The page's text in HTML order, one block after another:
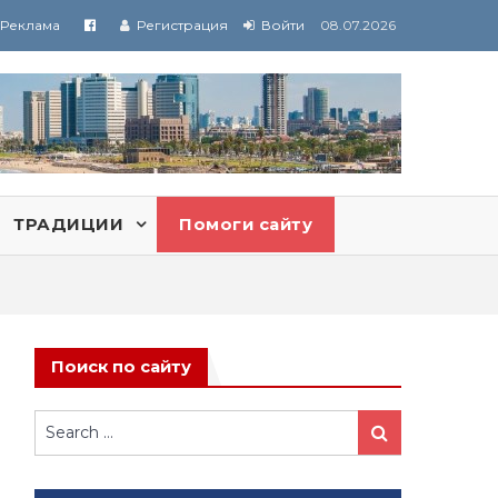
Реклама Регистрация Войти 08.07.2026
ТРАДИЦИИ Помоги сайту
Поиск по сайту
Search
for:
Search